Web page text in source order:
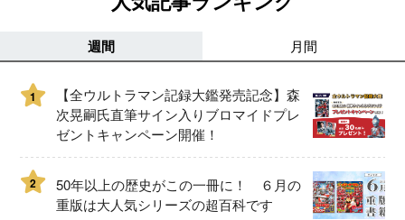
週間 月間
1
【全ウルトラマン記録大鑑発売記念】森
次晃嗣氏直筆サイン入りブロマイドプレ
ゼントキャンペーン開催！
2
50年以上の歴史がこの一冊に！ ６月の
重版は大人気シリーズの超百科です